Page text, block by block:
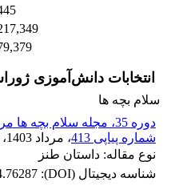
انتخابات دانش‌آموزی
سلام بچه ها
شماره پیاپی 413
، مرداد 1403
نوع مقاله: داستان طنز
شناسه دیجیتال (DOI):